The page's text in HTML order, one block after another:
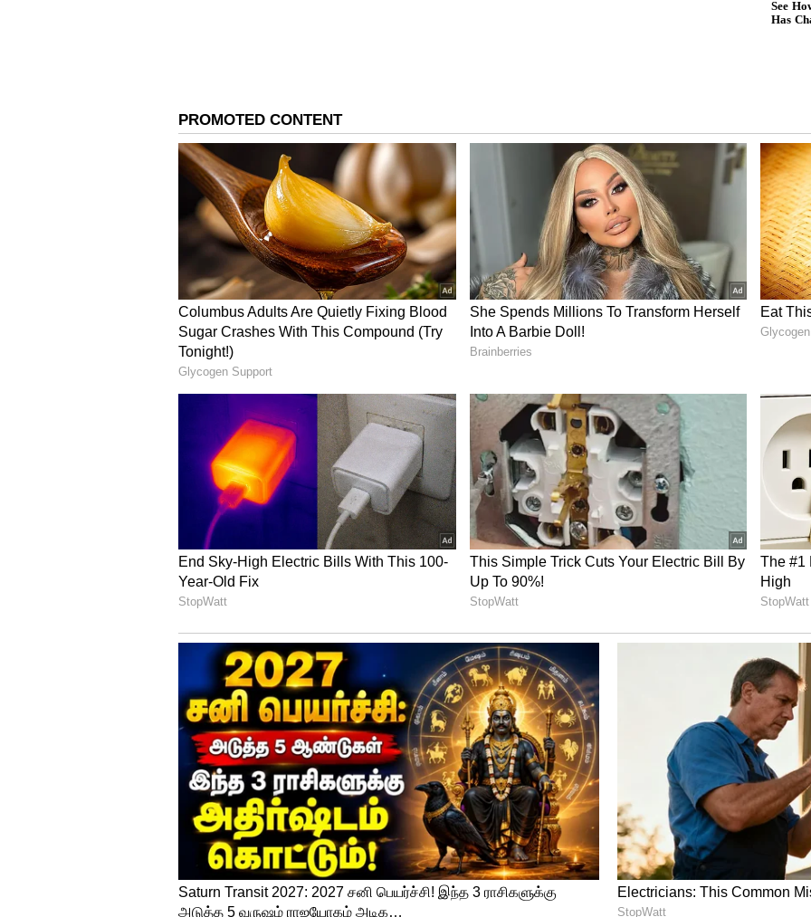
விஜய் செய்தது
ஏத்துக்கவே முடியாத
குற்றம்.! முதல் நாளே
முதலமைச்சர் விஜயை
கடுமையாக விமர்சித்த
வேல்முருகன்.!
Free Electricity : 200 யூனிட்
இலவச மின்சாரம்..
கண்டிஷன் போட்ட
முதல்வர் விஜய்..
யாருக்கெல்லாம் இலவசம்
தெரியுமா?
3
3
Image Credit :X
முதல் உரையில் விஜய் மாஸ் பேச்சு
முன்னதாக ஜவஹர்லால் நேரு உள்விளையாட்டு அரங்கில் நடந்த பதவியேற்பு
விழாவில் பேசிய விஜய், தனது சினிமா வாழ்க்கையை விட்டுவிட்டு
வந்திருப்பதால், மக்களுக்கு 'பட்ட கடனைத் திருப்பிச் செலுத்துவேன்' என்று
உறுதியளித்தார். மேலும், 'நான் ஒன்றும் அரச பரம்பரையில் இருந்து
வரவில்லை, தமிழ்நாட்டு மக்களின் குடும்பத்தில் ஒருவனாகவே என்னைப்
பார்க்கிறேன்' என்றும் அவர் குறிப்பிட்டார்.